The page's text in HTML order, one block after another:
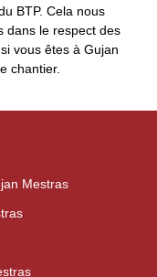
BTP. Cela nous
dans le respect des
vous êtes à Gujan
chantier.
Mestras